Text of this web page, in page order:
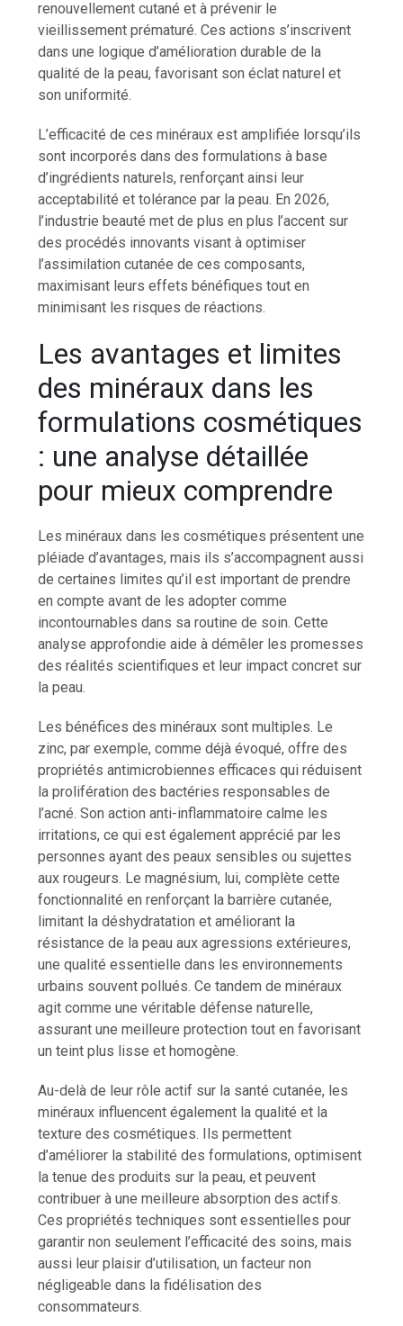
renouvellement cutané et à prévenir le
vieillissement prématuré. Ces actions s’inscrivent
dans une logique d’amélioration durable de la
qualité de la peau, favorisant son éclat naturel et
son uniformité.
L’efficacité de ces minéraux est amplifiée lorsqu’ils
sont incorporés dans des formulations à base
d’ingrédients naturels, renforçant ainsi leur
acceptabilité et tolérance par la peau. En 2026,
l’industrie beauté met de plus en plus l’accent sur
des procédés innovants visant à optimiser
l’assimilation cutanée de ces composants,
maximisant leurs effets bénéfiques tout en
minimisant les risques de réactions.
Les avantages et limites
des minéraux dans les
formulations cosmétiques
: une analyse détaillée
pour mieux comprendre
Les minéraux dans les cosmétiques présentent une
pléiade d’avantages, mais ils s’accompagnent aussi
de certaines limites qu’il est important de prendre
en compte avant de les adopter comme
incontournables dans sa routine de soin. Cette
analyse approfondie aide à démêler les promesses
des réalités scientifiques et leur impact concret sur
la peau.
Les bénéfices des minéraux sont multiples. Le
zinc, par exemple, comme déjà évoqué, offre des
propriétés antimicrobiennes efficaces qui réduisent
la prolifération des bactéries responsables de
l’acné. Son action anti-inflammatoire calme les
irritations, ce qui est également apprécié par les
personnes ayant des peaux sensibles ou sujettes
aux rougeurs. Le magnésium, lui, complète cette
fonctionnalité en renforçant la barrière cutanée,
limitant la déshydratation et améliorant la
résistance de la peau aux agressions extérieures,
une qualité essentielle dans les environnements
urbains souvent pollués. Ce tandem de minéraux
agit comme une véritable défense naturelle,
assurant une meilleure protection tout en favorisant
un teint plus lisse et homogène.
Au-delà de leur rôle actif sur la santé cutanée, les
minéraux influencent également la qualité et la
texture des cosmétiques. Ils permettent
d’améliorer la stabilité des formulations, optimisent
la tenue des produits sur la peau, et peuvent
contribuer à une meilleure absorption des actifs.
Ces propriétés techniques sont essentielles pour
garantir non seulement l’efficacité des soins, mais
aussi leur plaisir d’utilisation, un facteur non
négligeable dans la fidélisation des
consommateurs.